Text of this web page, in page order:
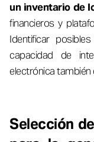
un inventario de
financieros y
Identificar
capacidad de
electrónica también
Selección